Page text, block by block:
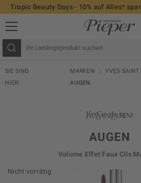
Tropic Beauty Days - 10% auf Alles*
SIE SIND
HIER:
MARKEN YVES SAINT
AUGEN
Nicht vorrätig
AUGEN
Volume Effet Faux Cils